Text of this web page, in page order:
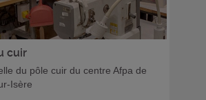
cuir
du pôle cuir du centre Afpa de
Isère